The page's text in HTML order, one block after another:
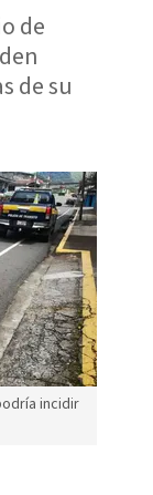
de
de su
incidir